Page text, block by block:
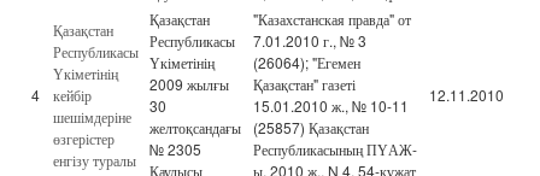
4
Қазақстан
Республикасы
Үкіметінің
кейбір
шешімдеріне
өзгерістер
енгізу туралы
Қазақстан
Республикасы
Үкіметінің
2009 жылғы
30
желтоқсандағы
№ 2305
Қаулысы
"Казахстанская правда" от
7.01.2010 г., № 3
(26064); "Егемен
Қазақстан" газеті
15.01.2010 ж., № 10-11
(25857) Қазақстан
Республикасының ПҮАЖ-
ы, 2010 ж., N 4, 54-құжат
12.11.2010